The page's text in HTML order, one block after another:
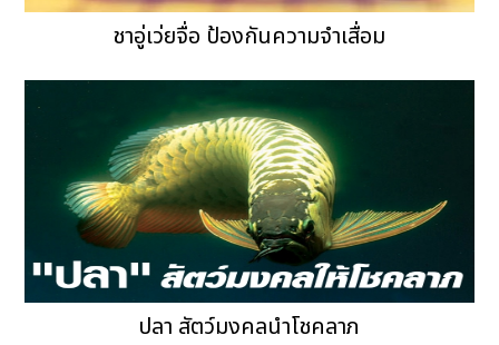
ชาอู่เว่ยจื่อ ป้องกันความจำเสื่อม
ปลา สัตว์มงคลนำโชคลาภ